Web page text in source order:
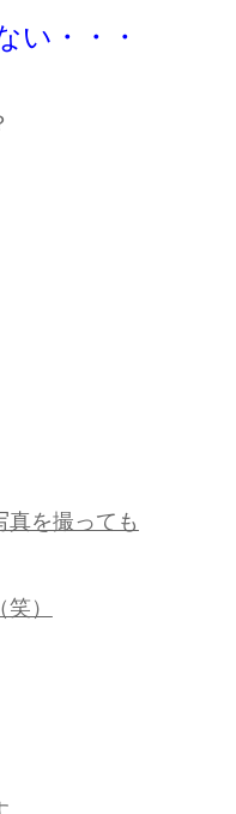
い・・・
真を撮っても
）